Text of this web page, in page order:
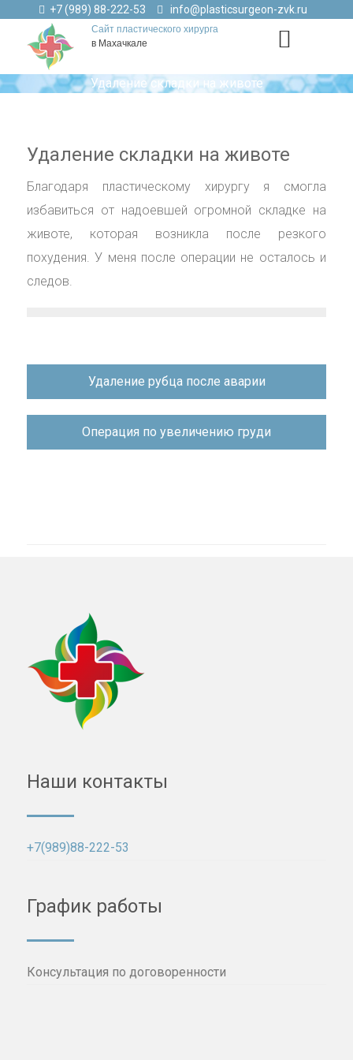
+7 (989) 88-222-53 info@plasticsurgeon-zvk.ru
Сайт пластического хирурга
в Махачкале
Удаление складки на животе
Удаление складки на животе
Благодаря пластическому хирургу я смогла
избавиться от надоевшей огромной складке на
животе, которая возникла после резкого
похудения. У меня после операции не осталось и
следов.
Навигация
Удаление рубца после аварии
Операция по увеличению груди
Наши контакты
+7(989)88-222-53
График работы
Консультация по договоренности